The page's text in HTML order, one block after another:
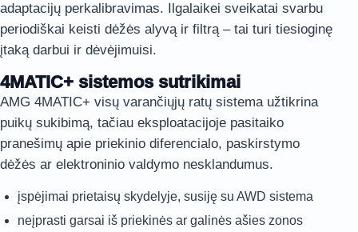
adaptacijų perkalibravimas. Ilgalaikei sveikatai svarbu
periodiškai keisti dėžės alyvą ir filtrą – tai turi tiesioginę
įtaką darbui ir dėvėjimuisi.
4MATIC+ sistemos sutrikimai
AMG 4MATIC+ visų varančiųjų ratų sistema užtikrina
puikų sukibimą, tačiau eksploatacijoje pasitaiko
pranešimų apie priekinio diferencialo, paskirstymo
dėžės ar elektroninio valdymo nesklandumus.
įspėjimai prietaisų skydelyje, susiję su AWD sistema
neįprasti garsai iš priekinės ar galinės ašies zonos